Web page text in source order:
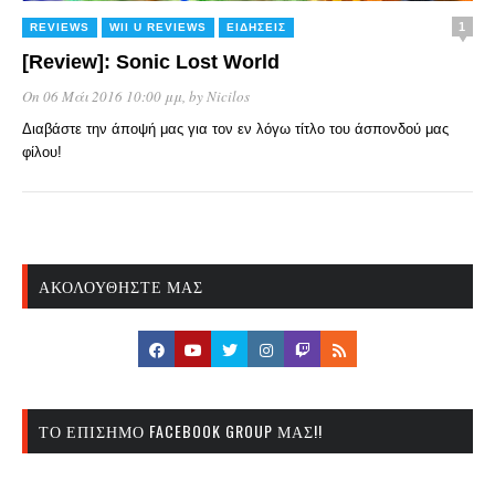
REVIEWS WII U REVIEWS ΕΙΔΉΣΕΙΣ 1
[Review]: Sonic Lost World
On 06 Μάι 2016 10:00 μμ, byNicilos
Διαβάστε την άποψή μας για τον εν λόγω τίτλο του άσπονδού μας
φίλου!
ΑΚΟΛΟΥΘΉΣΤΕ ΜΑΣ
ΤΟ ΕΠΊΣΗΜΟ FACEBOOK GROUP ΜΑΣ!!